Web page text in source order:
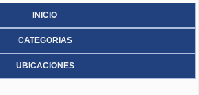
INICIO
CATEGORIAS
UBICACIONES